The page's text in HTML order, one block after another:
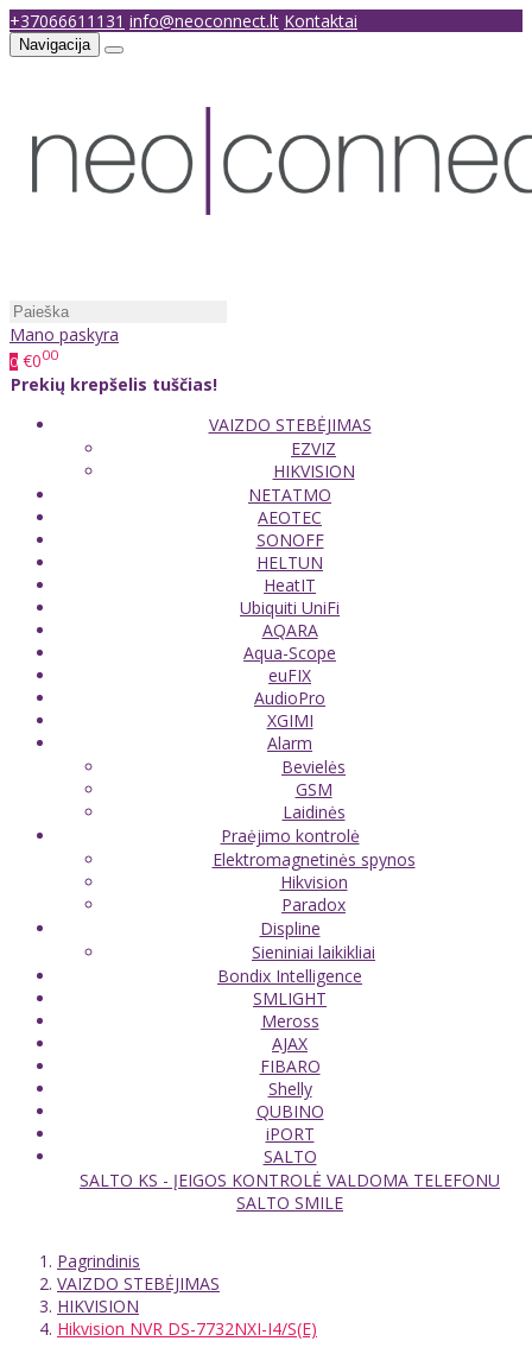
+37066611131 info@neoconnect.lt Kontaktai
Navigacija
Mano paskyra
0 €000
Prekių krepšelis tuščias!
VAIZDO STEBĖJIMAS
EZVIZ
HIKVISION
NETATMO
AEOTEC
SONOFF
HELTUN
HeatIT
Ubiquiti UniFi
AQARA
Aqua-Scope
euFIX
AudioPro
XGIMI
Alarm
Bevielės
GSM
Laidinės
Praėjimo kontrolė
Elektromagnetinės spynos
Hikvision
Paradox
Displine
Sieniniai laikikliai
Bondix Intelligence
SMLIGHT
Meross
AJAX
FIBARO
Shelly
QUBINO
iPORT
SALTO
SALTO KS - ĮEIGOS KONTROLĖ VALDOMA TELEFONU
SALTO SMILE
Pagrindinis
VAIZDO STEBĖJIMAS
HIKVISION
Hikvision NVR DS-7732NXI-I4/S(E)